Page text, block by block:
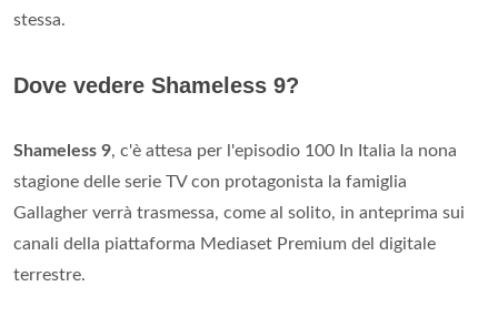
stessa.
Dove vedere Shameless 9?
Shameless 9, c'è attesa per l'episodio 100 In Italia la nona
stagione delle serie TV con protagonista la famiglia
Gallagher verrà trasmessa, come al solito, in anteprima sui
canali della piattaforma Mediaset Premium del digitale
terrestre.